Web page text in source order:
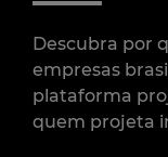
Descubra por
empresas
plataforma
quem projeta